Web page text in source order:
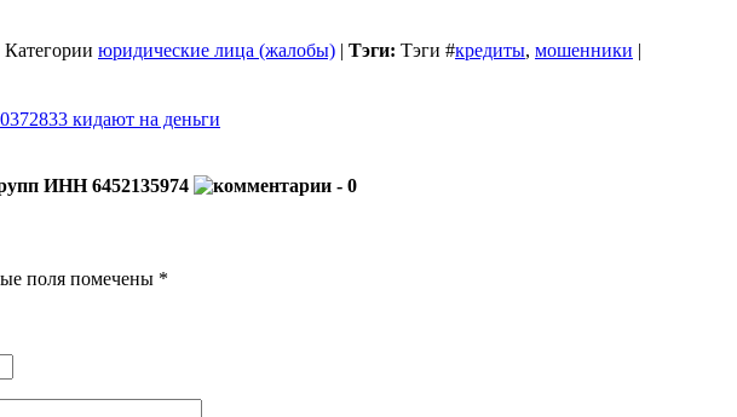
Категории юридические лица (жалобы) | Тэги: Тэги #кредиты, мошенники |
кидают на деньги
ИНН 6452135974
- 0
поля помечены *